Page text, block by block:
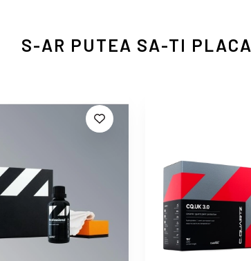
S-AR PUTEA SA-TI PLACA